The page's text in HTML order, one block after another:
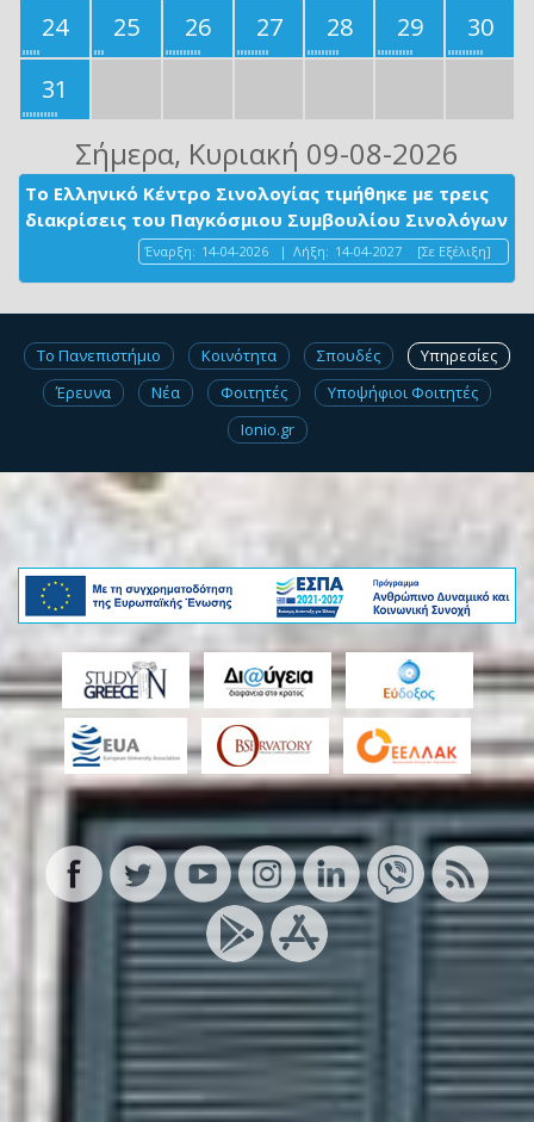
24
25 26 27 28 29
30
31
Σήμερα, Κυριακή 09-08-2026
Το Ελληνικό Κέντρο Σινολογίας τιμήθηκε με τρεις
διακρίσεις του Παγκόσμιου Συμβουλίου Σινολόγων
Έναρξη: 14-04-2026 | Λήξη: 14-04-2027 [Σε Εξέλιξη]
Το Πανεπιστήμιο Κοινότητα Σπουδές
Υπηρεσίες
Έρευνα
Νέα Φοιτητές
Υποψήφιοι Φοιτητές
Ionio.gr